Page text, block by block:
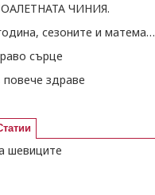
ЧИНИЯ.
Високосната година, сезоните и математиката
сърце
здраве
шевиците